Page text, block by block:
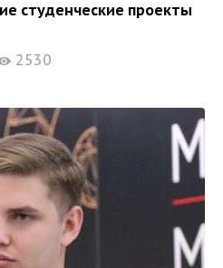
студенческие проекты
2530